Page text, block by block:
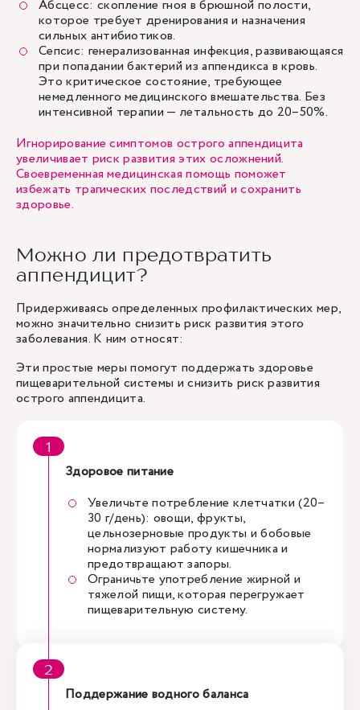
Абсцесс: скопление гноя в брюшной полости,
которое требует дренирования и назначения
сильных антибиотиков.
Сепсис: генерализованная инфекция, развивающаяся
при попадании бактерий из аппендикса в кровь.
Это критическое состояние, требующее
немедленного медицинского вмешательства. Без
интенсивной терапии — летальность до 20–50%.
Игнорирование симптомов острого аппендицита
увеличивает риск развития этих осложнений.
Своевременная медицинская помощь поможет
избежать трагических последствий и сохранить
здоровье.
Можно ли предотвратить
аппендицит?
Придерживаясь определенных профилактических мер,
можно значительно снизить риск развития этого
заболевания. К ним относят:
Эти простые меры помогут поддержать здоровье
пищеварительной системы и снизить риск развития
острого аппендицита.
Здоровое питание
Увеличьте потребление клетчатки (20–
30 г/день): овощи, фрукты,
цельнозерновые продукты и бобовые
нормализуют работу кишечника и
предотвращают запоры.
Ограничьте употребление жирной и
тяжелой пищи, которая перегружает
пищеварительную систему.
Поддержание водного баланса